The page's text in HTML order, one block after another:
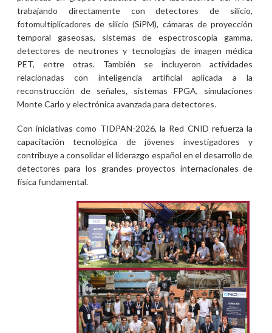
trabajando directamente con detectores de silicio,
fotomultiplicadores de silicio (SiPM), cámaras de proyección
temporal gaseosas, sistemas de espectroscopía gamma,
detectores de neutrones y tecnologías de imagen médica
PET, entre otras. También se incluyeron actividades
relacionadas con inteligencia artificial aplicada a la
reconstrucción de señales, sistemas FPGA, simulaciones
Monte Carlo y electrónica avanzada para detectores.
Con iniciativas como TIDPAN-2026, la Red CNID refuerza la
capacitación tecnológica de jóvenes investigadores y
contribuye a consolidar el liderazgo español en el desarrollo de
detectores para los grandes proyectos internacionales de
física fundamental.